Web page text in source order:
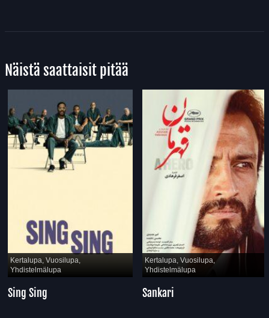
Näistä saattaisit pitää
Kertalupa, Vuosilupa,
Yhdistelmälupa
Sing Sing
Kertalupa, Vuosilupa,
Yhdistelmälupa
Sankari